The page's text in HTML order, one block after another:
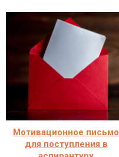
Мотивационное письмо
для поступления в